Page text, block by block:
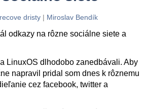
dristy | Miroslav Bendík
odkazy na rôzne sociálne siete a
LinuxOS dlhodobo zanedbávali. Aby
napravil pridal som dnes k rôznemu
cez facebook, twitter a